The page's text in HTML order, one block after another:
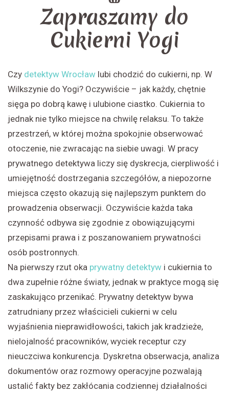
Zapraszamy do
Cukierni Yogi
Czy detektyw Wrocław lubi chodzić do cukierni, np. W
Wilkszynie do Yogi? Oczywiście – jak każdy, chętnie
sięga po dobrą kawę i ulubione ciastko. Cukiernia to
jednak nie tylko miejsce na chwilę relaksu. To także
przestrzeń, w której można spokojnie obserwować
otoczenie, nie zwracając na siebie uwagi. W pracy
prywatnego detektywa liczy się dyskrecja, cierpliwość i
umiejętność dostrzegania szczegółów, a niepozorne
miejsca często okazują się najlepszym punktem do
prowadzenia obserwacji. Oczywiście każda taka
czynność odbywa się zgodnie z obowiązującymi
przepisami prawa i z poszanowaniem prywatności
osób postronnych.
Na pierwszy rzut oka prywatny detektyw i cukiernia to
dwa zupełnie różne światy, jednak w praktyce mogą się
zaskakująco przenikać. Prywatny detektyw bywa
zatrudniany przez właścicieli cukierni w celu
wyjaśnienia nieprawidłowości, takich jak kradzieże,
nielojalność pracowników, wyciek receptur czy
nieuczciwa konkurencja. Dyskretna obserwacja, analiza
dokumentów oraz rozmowy operacyjne pozwalają
ustalić fakty bez zakłócania codziennej działalności